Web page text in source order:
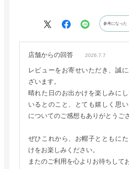
参考になった
店舗からの回答 2026.7.7
レビューをお寄せいただき、誠
ざいます。
晴れた日のお出かけを楽しみに
いるとのこと、とても嬉しく思
についてのご感想もありがとうご
ぜひこれから、お帽子とともに
けをお楽しみください。
またのご利用を心よりお待ちして